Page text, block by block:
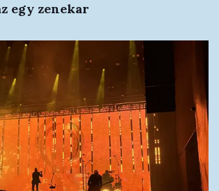
egy zenekar